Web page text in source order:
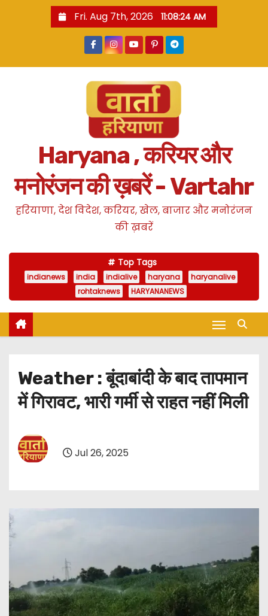
Fri. Aug 7th, 2026 11:08:25 AM
Haryana , करियर और
मनोरंजन की ख़बरें - Vartahr
हरियाणा, देश विदेश, करियर, खेल, बाजार और मनोरंजन
की ख़बरें
Top Tags
indianews india indialive haryana
haryanalive
rohtaknews
HARYANANEWS
Weather : बूंदाबांदी के बाद तापमान
में गिरावट, भारी गर्मी से राहत नहीं मिली
Jul 26, 2025